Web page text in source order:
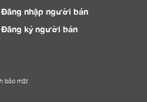
Đăng nhập người bán
Đăng ký người bán
bảo mật